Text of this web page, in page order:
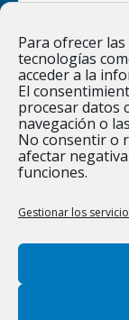
Para ofrecer
tecnologías
acceder a la
El
procesar datos
navegación o
No consentir o
afectar
funciones.
Gestionar los
windowwindow
He leído y
Responsable »
nuestras
consentimiento. /
existe una
como se indica en